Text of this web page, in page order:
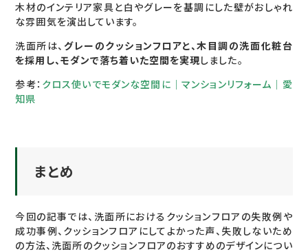
木材のインテリア家具と白やグレーを基調にした壁がおしゃれ
な雰囲気を演出しています。
洗面所は、グレーのクッションフロアと、木目調の洗面化粧台
を採用し、モダンで落ち着いた空間を実現しました。
参考： クロス使いでモダンな空間に｜マンションリフォーム｜愛
知県
まとめ
今回の記事では、洗面所におけるクッションフロアの失敗例や
成功事例、クッションフロアにしてよかった声、失敗しないため
の方法、洗面所のクッションフロアのおすすめのデザインについ